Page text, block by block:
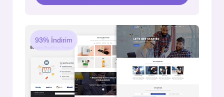
93% İndirim